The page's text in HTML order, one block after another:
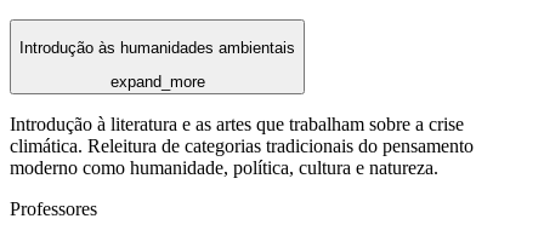
Introdução às humanidades ambientais
expand_more
Introdução à literatura e as artes que trabalham sobre a crise
climática. Releitura de categorias tradicionais do pensamento
moderno como humanidade, política, cultura e natureza.
Professores